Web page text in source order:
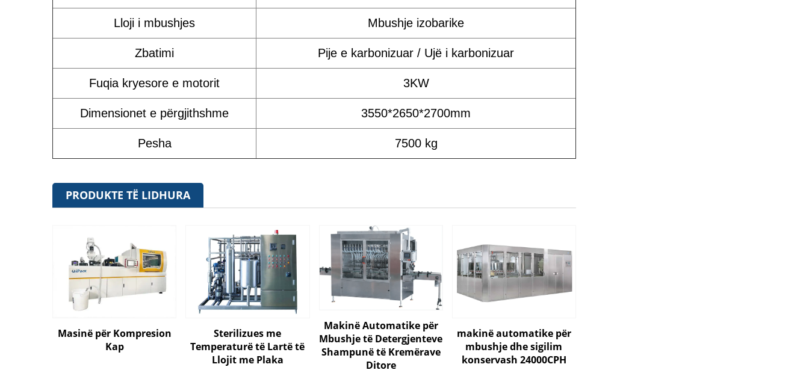
Lloji i mbushjes Mbushje izobarike
Zbatimi Pije e karbonizuar / Ujë i karbonizuar
Fuqia kryesore e motorit 3KW
Dimensionet e përgjithshme 3550*2650*2700mm
Pesha 7500 kg
PRODUKTE TË LIDHURA
Masinë për Kompresion
Kap
Sterilizues me
Temperaturë të Lartë të
Llojit me Plaka
Makinë Automatike për
Mbushje të Detergjenteve
Shampunë të Kremërave
Ditore
makinë automatike për
mbushje dhe sigilim
konservash 24000CPH